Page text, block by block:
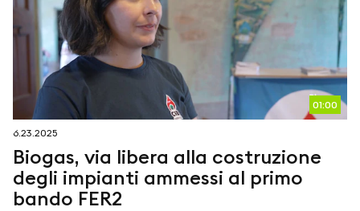
01:00
6.23.2025
Biogas, via libera alla costruzione
degli impianti ammessi al primo
bando FER2